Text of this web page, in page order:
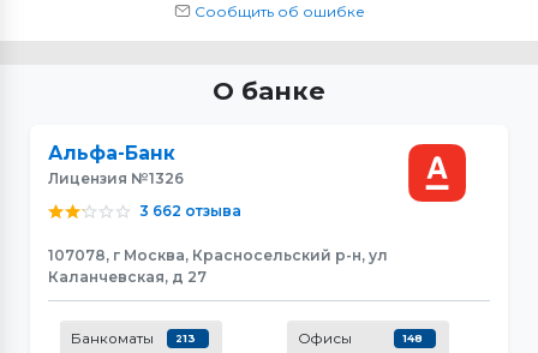
Сообщить об ошибке
О банке
Альфа-Банк
Лицензия №1326
3 662 отзыва
107078, г Москва, Красносельский р-н, ул
Каланчевская, д 27
Банкоматы 213 Офисы 148